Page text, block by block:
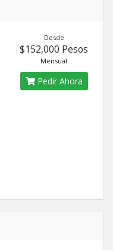
Desde
$152,000 Pesos
Mensual
Pedir Ahora